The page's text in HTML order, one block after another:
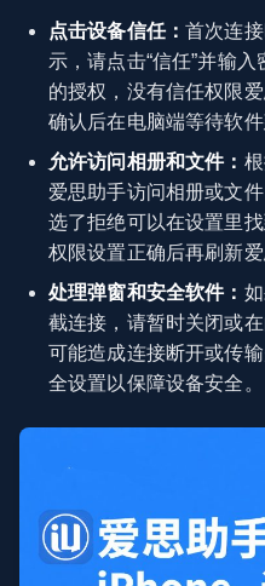
点击设备信任：首次连
示，请点击“信任”并输
的授权，没有信任权限
确认后在电脑端等待软件
允许访问相册和文件：
爱思助手访问相册或文
选了拒绝可以在设置里
权限设置正确后再刷新爱
处理弹窗和安全软件：
截连接，请暂时关闭或
可能造成连接断开或传
全设置以保障设备安全。